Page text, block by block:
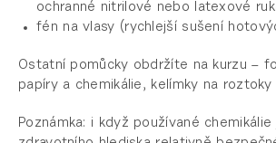
ochranné nitrilové nebo latexové
fén na vlasy (rychlejší sušení
Ostatní pomůcky obdržíte na kurzu –
papíry a chemikálie, kelímky na roztoky
Poznámka: i když používané chemikálie